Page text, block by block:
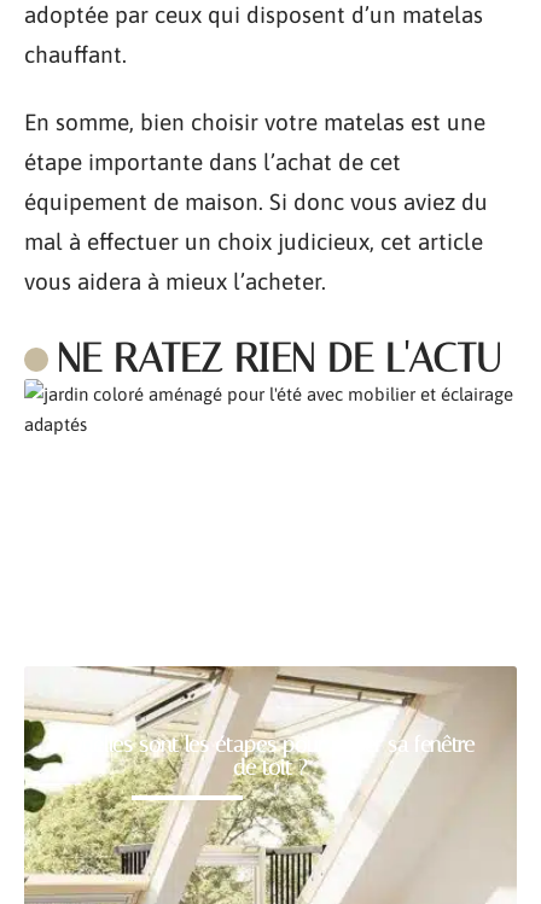
adoptée par ceux qui disposent d’un matelas
chauffant.
En somme, bien choisir votre matelas est une
étape importante dans l’achat de cet
équipement de maison. Si donc vous aviez du
mal à effectuer un choix judicieux, cet article
vous aidera à mieux l’acheter.
NE RATEZ RIEN DE L'ACTU
Quelles sont les étapes pour poser sa fenêtre
de toit ?